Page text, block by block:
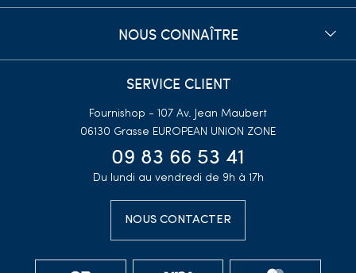
NOUS CONNAÎTRE
SERVICE CLIENT
Fournishop - 107 Av. Jean Maubert
06130 Grasse EUROPEAN UNION ZONE
09 83 66 53 41
Du lundi au vendredi de 9h à 17h
NOUS CONTACTER